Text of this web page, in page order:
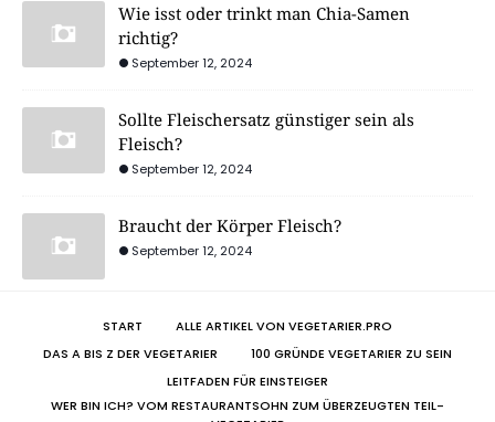
Wie isst oder trinkt man Chia-Samen
richtig?
September 12, 2024
Sollte Fleischersatz günstiger sein als
Fleisch?
September 12, 2024
Braucht der Körper Fleisch?
September 12, 2024
START
ALLE ARTIKEL VON VEGETARIER.PRO
DAS A BIS Z DER VEGETARIER
100 GRÜNDE VEGETARIER ZU SEIN
LEITFADEN FÜR EINSTEIGER
WER BIN ICH? VOM RESTAURANTSOHN ZUM ÜBERZEUGTEN TEIL-